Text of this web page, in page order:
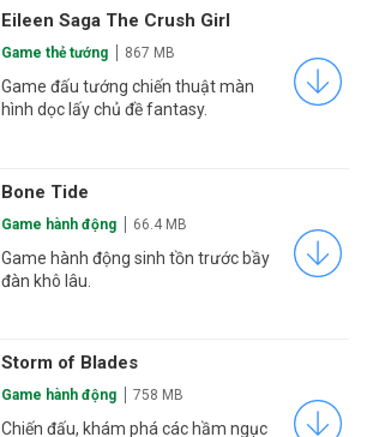
Eileen Saga The Crush Girl
Game thẻ tướng 867 MB
Game đấu tướng chiến thuật màn
hình dọc lấy chủ đề fantasy.
Bone Tide
Game hành động 66.4 MB
Game hành động sinh tồn trước bầy
đàn khô lâu.
Storm of Blades
Game hành động 758 MB
Chiến đấu, khám phá các hầm ngục